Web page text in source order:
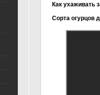
Как ухаживать
Сорта огурцов
Вербена
Как я
Дачная
Как
Циния,
Уход за
Фиалка
Семена
Как